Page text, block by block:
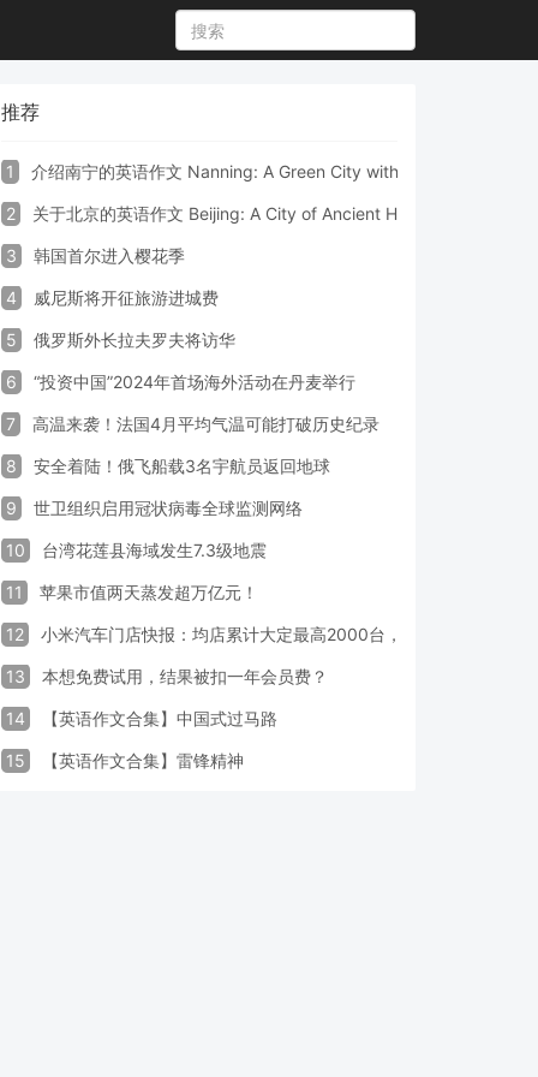
推荐
1 介绍南宁的英语作文 Nanning: A Green City with Vibrant Culture
2 关于北京的英语作文 Beijing: A City of Ancient Heritage and
3 韩国首尔进入樱花季
4 威尼斯将开征旅游进城费
5 俄罗斯外长拉夫罗夫将访华
6 “投资中国”2024年首场海外活动在丹麦举行
7 高温来袭！法国4月平均气温可能打破历史纪录
8 安全着陆！俄飞船载3名宇航员返回地球
9 世卫组织启用冠状病毒全球监测网络
10 台湾花莲县海域发生7.3级地震
11 苹果市值两天蒸发超万亿元！
12 小米汽车门店快报：均店累计大定最高2000台，锁单率最高达
13 本想免费试用，结果被扣一年会员费？
14 【英语作文合集】中国式过马路
15 【英语作文合集】雷锋精神